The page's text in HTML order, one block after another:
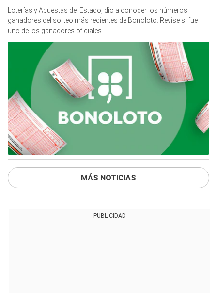
Loterías y Apuestas del Estado, dio a conocer los números
ganadores del sorteo más recientes de Bonoloto. Revise si fue
uno de los ganadores oficiales
MÁS NOTICIAS
PUBLICIDAD